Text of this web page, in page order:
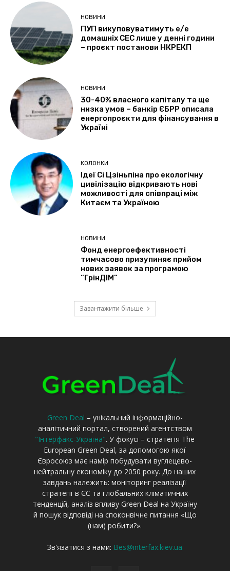
Green Deal – унікальний інформаційно-
аналітичний портал, створений агентством
"Інтерфакс-Україна". У фокусі – стратегія The
European Green Deal, за допомогою якої
Євросоюз має намір побудувати вуглецево-
нейтральну економіку до 2050 року. До наших
завдань належить: моніторинг реалізації
стратегії в ЄС та глобальних кліматичних
тенденцій, аналіз впливу Green Deal на Україну
й пошук відповіді на споконвічне питання «Що
(нам) робити?».
Зв'язатися з нами: Bes@interfax.kiev.ua